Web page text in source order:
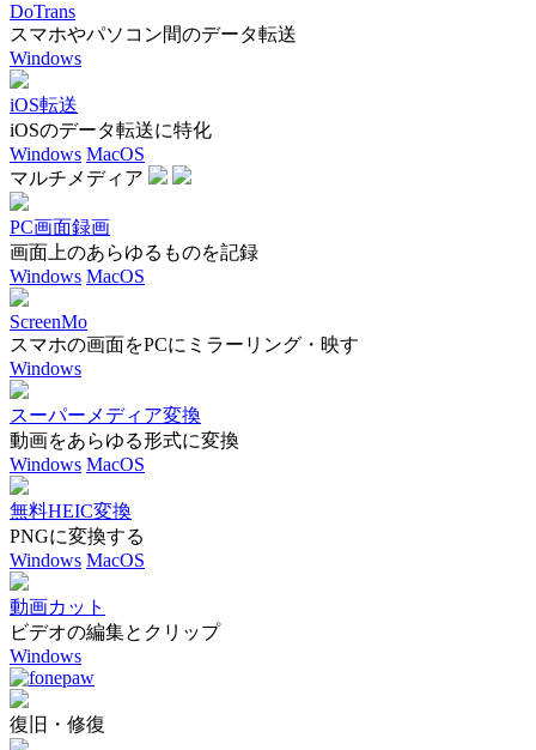
DoTrans
スマホやパソコン間のデータ転送
Windows
iOS転送
iOSのデータ転送に特化
Windows MacOS
マルチメディア
PC画面録画
画面上のあらゆるものを記録
Windows MacOS
ScreenMo
スマホの画面をPCにミラーリング・映す
Windows
スーパーメディア変換
動画をあらゆる形式に変換
Windows MacOS
無料HEIC変換
PNGに変換する
Windows MacOS
動画カット
ビデオの編集とクリップ
Windows
復旧・修復